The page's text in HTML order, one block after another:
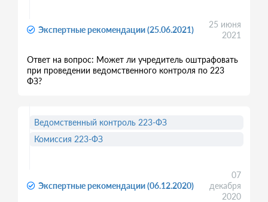
Экспертные рекомендации (25.06.2021)
25 июня
2021
Ответ на вопрос: Может ли учредитель оштрафовать
при проведении ведомственного контроля по 223
ФЗ?
Экспертные рекомендации (06.12.2020)
07
декабря
2020
Ведомственный контроль 223-ФЗ
Комиссия 223-ФЗ